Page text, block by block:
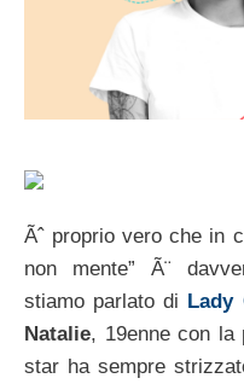
Ãˆ proprio vero che in
non mente” Ã¨
stiamo parlato di Lady
Natalie, 19enne con la
star ha sempre